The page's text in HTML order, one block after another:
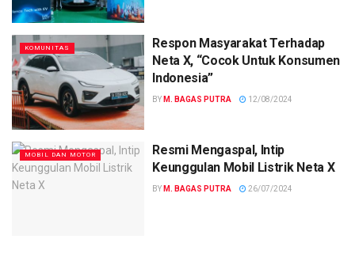
KOMUNITAS
Respon Masyarakat Terhadap
Neta X, “Cocok Untuk Konsumen
Indonesia”
BY M. BAGAS PUTRA 12/08/2024
MOBIL DAN MOTOR
Resmi Mengaspal, Intip
Keunggulan Mobil Listrik Neta X
BY M. BAGAS PUTRA 26/07/2024